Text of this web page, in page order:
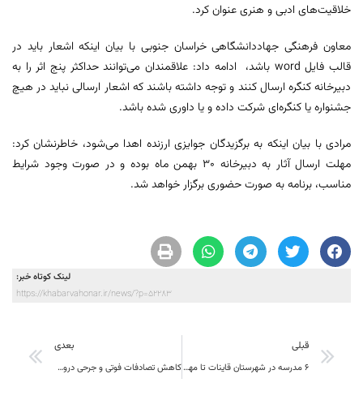
خلاقیت‌های ادبی و هنری عنوان کرد.
معاون فرهنگی جهاددانشگاهی خراسان جنوبی با بیان اینکه اشعار باید در
قالب فایل word باشد، ادامه داد: علاقمندان می‌توانند حداکثر پنج اثر را به
دبیرخانه کنگره ارسال کنند و توجه داشته باشند که اشعار ارسالی نباید در هیچ
جشنواره یا کنگره‌ای شرکت داده و یا داوری شده باشد.
مرادی با بیان اینکه به برگزیدگان جوایزی ارزنده اهدا می‌شود، خاطرنشان کرد:
مهلت ارسال آثار به دبیرخانه ۳۰ بهمن ماه بوده و در صورت وجود شرایط
مناسب، برنامه به صورت حضوری برگزار خواهد شد.
لینک کوتاه خبر:
https://khabarvahonar.ir/news/?p=52283
قبلی
۶ مدرسه در شهرستان قاینات تا مهر ۱۴۰۰ افتتاح می‌شود
بعدی
کاهش تصادفات فوتی و جرحی درون شهری در خراسان جنوبی